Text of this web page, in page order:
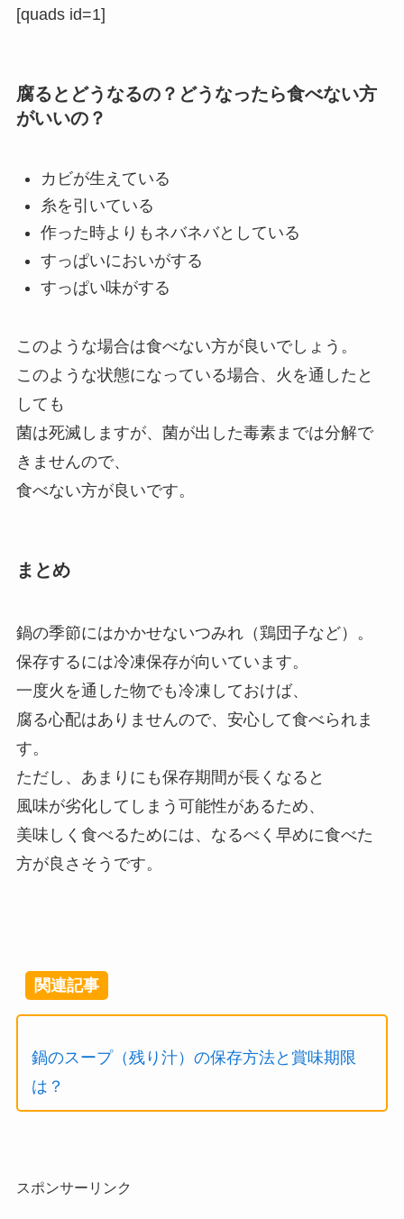
[quads id=1]
腐るとどうなるの？どうなったら食べない方
がいいの？
カビが生えている
糸を引いている
作った時よりもネバネバとしている
すっぱいにおいがする
すっぱい味がする
このような場合は食べない方が良いでしょう。
このような状態になっている場合、火を通したと
しても
菌は死滅しますが、菌が出した毒素までは分解で
きませんので、
食べない方が良いです。
まとめ
鍋の季節にはかかせないつみれ（鶏団子など）。
保存するには冷凍保存が向いています。
一度火を通した物でも冷凍しておけば、
腐る心配はありませんので、安心して食べられま
す。
ただし、あまりにも保存期間が長くなると
風味が劣化してしまう可能性があるため、
美味しく食べるためには、なるべく早めに食べた
方が良さそうです。
関連記事
鍋のスープ（残り汁）の保存方法と賞味期限
は？
スポンサーリンク